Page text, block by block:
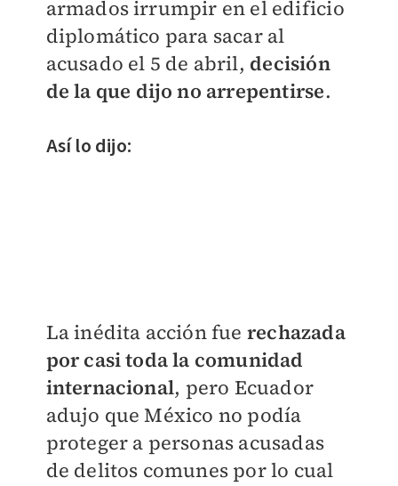
armados irrumpir en el edificio
diplomático para sacar al
acusado el 5 de abril, decisión
de la que dijo no arrepentirse.
Así lo dijo:
La inédita acción fue rechazada
por casi toda la comunidad
internacional, pero Ecuador
adujo que México no podía
proteger a personas acusadas
de delitos comunes por lo cual